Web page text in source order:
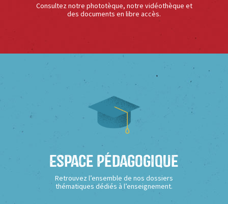
Consultez notre phototèque, notre vidéothèque et
des documents en libre accès.
Espace Pédagogique
Retrouvez l’ensemble de nos dossiers
thématiques dédiés à l’enseignement.